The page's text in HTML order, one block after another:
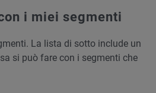
i miei segmenti
La lista di sotto include un
si può fare con i segmenti che